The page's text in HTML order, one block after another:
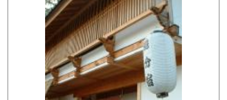
600円 鹿児島県
600円